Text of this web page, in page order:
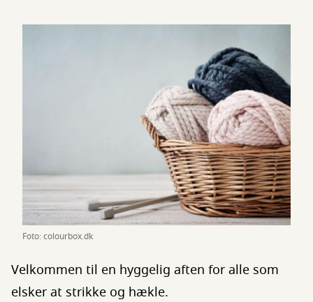
Foto: colourbox.dk
Velkommen til en hyggelig aften for alle som
elsker at strikke og hækle.